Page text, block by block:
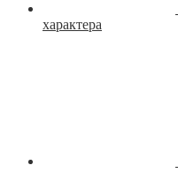
характера